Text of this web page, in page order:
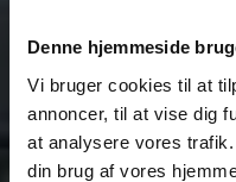
Denne hjemmeside
Vi bruger cookies til at
annoncer, til at vise dig
at analysere vores
din brug af vores